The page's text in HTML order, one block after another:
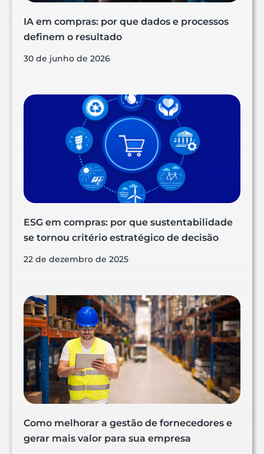
IA em compras: por que dados e processos
definem o resultado
30 de junho de 2026
ESG em compras: por que sustentabilidade
se tornou critério estratégico de decisão
22 de dezembro de 2025
Como melhorar a gestão de fornecedores e
gerar mais valor para sua empresa